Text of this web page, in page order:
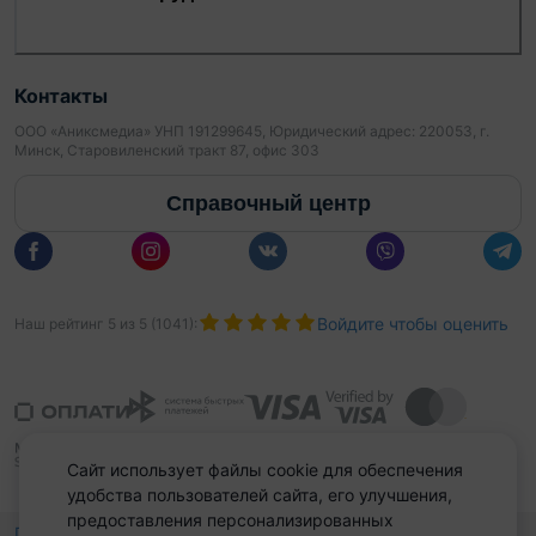
ООО "Международная риэлтерская компания
ЭТАЖИ"
УНП: 193981632
Лицензия на оказание риэлтерских услуг №
02240/538 МЮ РБ от 24.04.2026
Контакты
ООО «Аниксмедиа» УНП 191299645, Юридический адрес: 220053, г.
Минск, Старовиленский тракт 87, офис 303
Справочный центр
Наш рейтинг 5 из 5 1041 ): Войдите чтобы оценить
Сайт использует файлы cookie для обеспечения
удобства пользователей сайта, его улучшения,
предоставления персонализированных